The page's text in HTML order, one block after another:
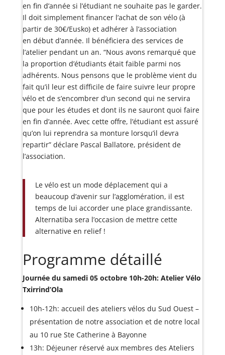
en fin d’année si l’étudiant ne souhaite pas le garder.
Il doit simplement financer l’achat de son vélo (à
partir de 30€/Eusko) et adhérer à l’association
en début d’année. Il bénéficiera des services de
l’atelier pendant un an. “Nous avons remarqué que
la proportion d’étudiants était faible parmi nos
adhérents. Nous pensons que le problème vient du
fait qu’il leur est difficile de faire suivre leur propre
vélo et de s’encombrer d’un second qui ne servira
que pour les études et dont ils ne sauront quoi faire
en fin d’année. Avec cette offre, l’étudiant est assuré
qu’on lui reprendra sa monture lorsqu’il devra
repartir” déclare Pascal Ballatore, président de
l’association.
Le vélo est un mode déplacement qui a
beaucoup d’avenir sur l’agglomération, il est
temps de lui accorder une place grandissante.
Alternatiba sera l’occasion de mettre cette
alternative en relief !
Programme détaillé
Journée du samedi 05 octobre 10h-20h: Atelier Vélo
Txirrind’Ola
10h-12h: accueil des ateliers vélos du Sud Ouest –
présentation de notre association et de notre local
au 10 rue Ste Catherine à Bayonne
13h: Déjeuner réservé aux membres des Ateliers